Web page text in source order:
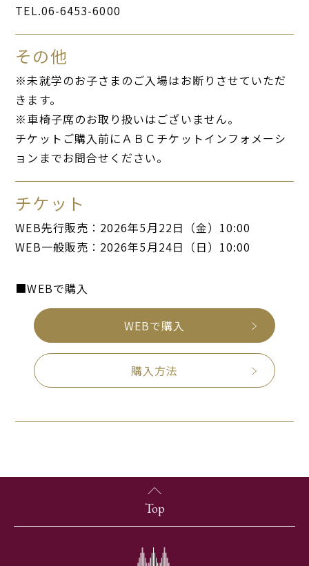
TEL.06-6453-6000
その他
※未就学のお子さまのご入場はお断りさせていただ
きます。
※車椅子席のお取り扱いはございません。
チケットご購入前にＡＢＣチケットインフォメーシ
ョンまでお問合せください。
チケット
WEB先行販売：2026年5月22日（金）10:00
WEB一般販売：2026年5月24日（日）10:00
■WEBで購入
WEBで購入
購入方法
Top